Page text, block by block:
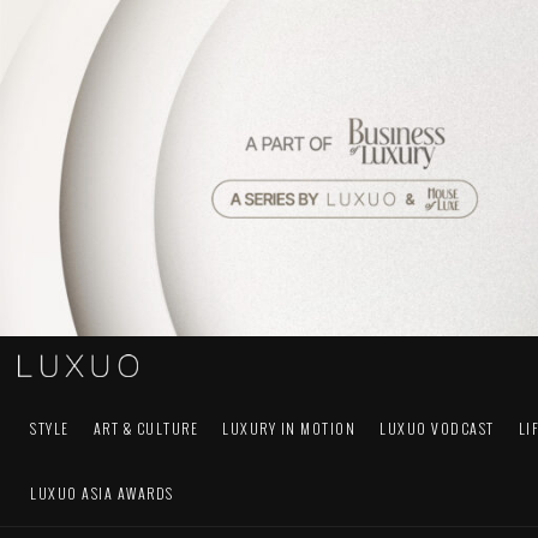
STYLE ART & CULTURE LUXURY IN MOTION LUXUO VODCAST
LUXUO ASIA AWARDS